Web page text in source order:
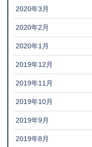
2020年3月
2020年2月
2020年1月
2019年12月
2019年11月
2019年10月
2019年9月
2019年8月